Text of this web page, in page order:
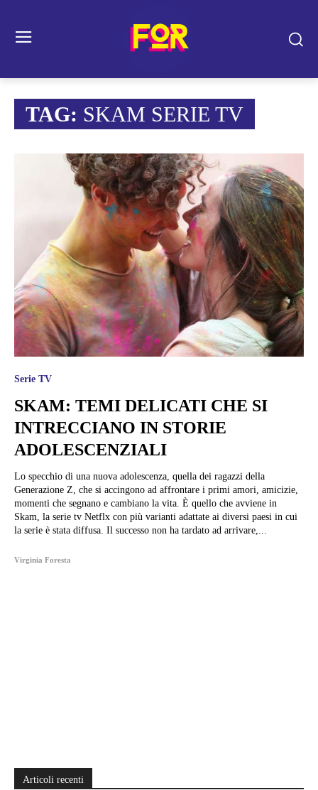
TAG: SKAM SERIE TV
Serie TV
SKAM: TEMI DELICATI CHE SI
INTRECCIANO IN STORIE
ADOLESCENZIALI
Lo specchio di una nuova adolescenza, quella dei ragazzi della
Generazione Z, che si accingono ad affrontare i primi amori, amicizie,
momenti che segnano e cambiano la vita. È quello che avviene in
Skam, la serie tv Netflx con più varianti adattate ai diversi paesi in cui
la serie è stata diffusa. Il successo non ha tardato ad arrivare,...
Virginia Foresta
Articoli recenti